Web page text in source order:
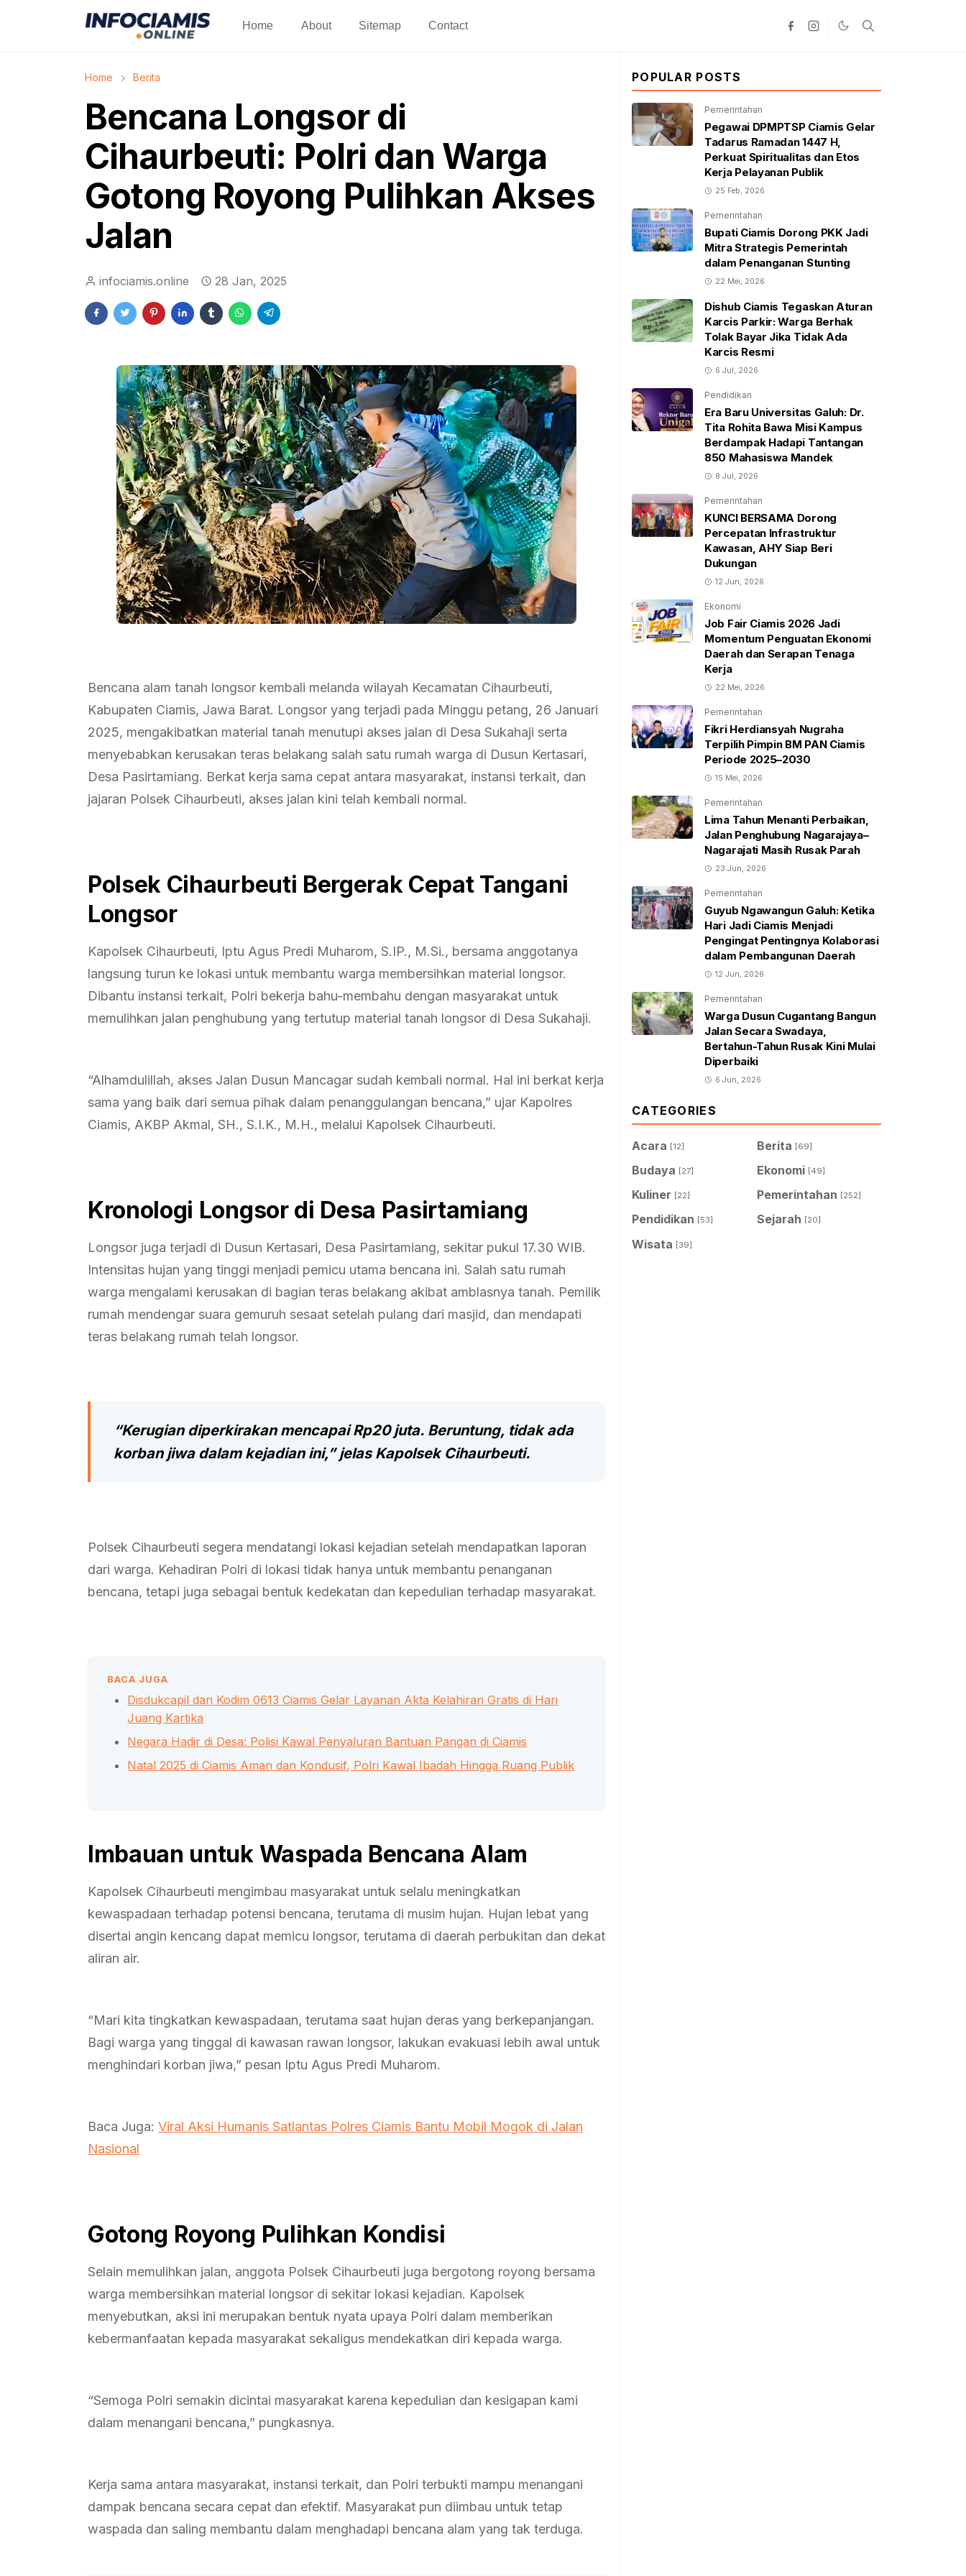
Home About Sitemap Contact
Home Berita
Bencana Longsor di
Cihaurbeuti: Polri dan Warga
Gotong Royong Pulihkan Akses
Jalan
infociamis.online 28 Jan, 2025
Bencana alam tanah longsor kembali melanda wilayah Kecamatan Cihaurbeuti,
Kabupaten Ciamis, Jawa Barat. Longsor yang terjadi pada Minggu petang, 26 Januari
2025, mengakibatkan material tanah menutupi akses jalan di Desa Sukahaji serta
menyebabkan kerusakan teras belakang salah satu rumah warga di Dusun Kertasari,
Desa Pasirtamiang. Berkat kerja sama cepat antara masyarakat, instansi terkait, dan
jajaran Polsek Cihaurbeuti, akses jalan kini telah kembali normal.
Polsek Cihaurbeuti Bergerak Cepat Tangani
Longsor
Kapolsek Cihaurbeuti, Iptu Agus Predi Muharom, S.IP., M.Si., bersama anggotanya
langsung turun ke lokasi untuk membantu warga membersihkan material longsor.
Dibantu instansi terkait, Polri bekerja bahu-membahu dengan masyarakat untuk
memulihkan jalan penghubung yang tertutup material tanah longsor di Desa Sukahaji.
“Alhamdulillah, akses Jalan Dusun Mancagar sudah kembali normal. Hal ini berkat kerja
sama yang baik dari semua pihak dalam penanggulangan bencana,” ujar Kapolres
Ciamis, AKBP Akmal, SH., S.I.K., M.H., melalui Kapolsek Cihaurbeuti.
Kronologi Longsor di Desa Pasirtamiang
Longsor juga terjadi di Dusun Kertasari, Desa Pasirtamiang, sekitar pukul 17.30 WIB.
Intensitas hujan yang tinggi menjadi pemicu utama bencana ini. Salah satu rumah
warga mengalami kerusakan di bagian teras belakang akibat amblasnya tanah. Pemilik
rumah mendengar suara gemuruh sesaat setelah pulang dari masjid, dan mendapati
teras belakang rumah telah longsor.
“Kerugian diperkirakan mencapai Rp20 juta. Beruntung, tidak ada
korban jiwa dalam kejadian ini,” jelas Kapolsek Cihaurbeuti.
Polsek Cihaurbeuti segera mendatangi lokasi kejadian setelah mendapatkan laporan
dari warga. Kehadiran Polri di lokasi tidak hanya untuk membantu penanganan
bencana, tetapi juga sebagai bentuk kedekatan dan kepedulian terhadap masyarakat.
BACA JUGA
Disdukcapil dan Kodim 0613 Ciamis Gelar Layanan Akta Kelahiran Gratis di Hari
Juang Kartika
Negara Hadir di Desa: Polisi Kawal Penyaluran Bantuan Pangan di Ciamis
Natal 2025 di Ciamis Aman dan Kondusif, Polri Kawal Ibadah Hingga Ruang Publik
Imbauan untuk Waspada Bencana Alam
Kapolsek Cihaurbeuti mengimbau masyarakat untuk selalu meningkatkan
kewaspadaan terhadap potensi bencana, terutama di musim hujan. Hujan lebat yang
disertai angin kencang dapat memicu longsor, terutama di daerah perbukitan dan dekat
aliran air.
“Mari kita tingkatkan kewaspadaan, terutama saat hujan deras yang berkepanjangan.
Bagi warga yang tinggal di kawasan rawan longsor, lakukan evakuasi lebih awal untuk
menghindari korban jiwa,” pesan Iptu Agus Predi Muharom.
Baca Juga: Viral Aksi Humanis Satlantas Polres Ciamis Bantu Mobil Mogok di Jalan
Nasional
Gotong Royong Pulihkan Kondisi
Selain memulihkan jalan, anggota Polsek Cihaurbeuti juga bergotong royong bersama
warga membersihkan material longsor di sekitar lokasi kejadian. Kapolsek
menyebutkan, aksi ini merupakan bentuk nyata upaya Polri dalam memberikan
kebermanfaatan kepada masyarakat sekaligus mendekatkan diri kepada warga.
“Semoga Polri semakin dicintai masyarakat karena kepedulian dan kesigapan kami
dalam menangani bencana,” pungkasnya.
Kerja sama antara masyarakat, instansi terkait, dan Polri terbukti mampu menangani
dampak bencana secara cepat dan efektif. Masyarakat pun diimbau untuk tetap
waspada dan saling membantu dalam menghadapi bencana alam yang tak terduga.
POPULAR POSTS
Pemerintahan
Pegawai DPMPTSP Ciamis Gelar
Tadarus Ramadan 1447 H,
Perkuat Spiritualitas dan Etos
Kerja Pelayanan Publik
25 Feb, 2026
Pemerintahan
Bupati Ciamis Dorong PKK Jadi
Mitra Strategis Pemerintah
dalam Penanganan Stunting
22 Mei, 2026
Dishub Ciamis Tegaskan Aturan
Karcis Parkir: Warga Berhak
Tolak Bayar Jika Tidak Ada
Karcis Resmi
6 Jul, 2026
Pendidikan
Era Baru Universitas Galuh: Dr.
Tita Rohita Bawa Misi Kampus
Berdampak Hadapi Tantangan
850 Mahasiswa Mandek
8 Jul, 2026
Pemerintahan
KUNCI BERSAMA Dorong
Percepatan Infrastruktur
Kawasan, AHY Siap Beri
Dukungan
12 Jun, 2026
Ekonomi
Job Fair Ciamis 2026 Jadi
Momentum Penguatan Ekonomi
Daerah dan Serapan Tenaga
Kerja
22 Mei, 2026
Pemerintahan
Fikri Herdiansyah Nugraha
Terpilih Pimpin BM PAN Ciamis
Periode 2025–2030
15 Mei, 2026
Pemerintahan
Lima Tahun Menanti Perbaikan,
Jalan Penghubung Nagarajaya–
Nagarajati Masih Rusak Parah
23 Jun, 2026
Pemerintahan
Guyub Ngawangun Galuh: Ketika
Hari Jadi Ciamis Menjadi
Pengingat Pentingnya Kolaborasi
dalam Pembangunan Daerah
12 Jun, 2026
Pemerintahan
Warga Dusun Cugantang Bangun
Jalan Secara Swadaya,
Bertahun-Tahun Rusak Kini Mulai
Diperbaiki
6 Jun, 2026
CATEGORIES
Acara [12] Berita [69]
Budaya [27] Ekonomi [49]
Kuliner [22] Pemerintahan [252]
Pendidikan [53] Sejarah [20]
Wisata [39]